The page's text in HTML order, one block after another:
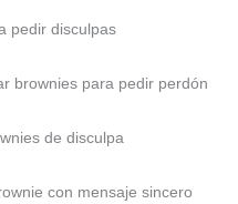
pedir disculpas
brownies para pedir perdón
de disculpa
con mensaje sincero